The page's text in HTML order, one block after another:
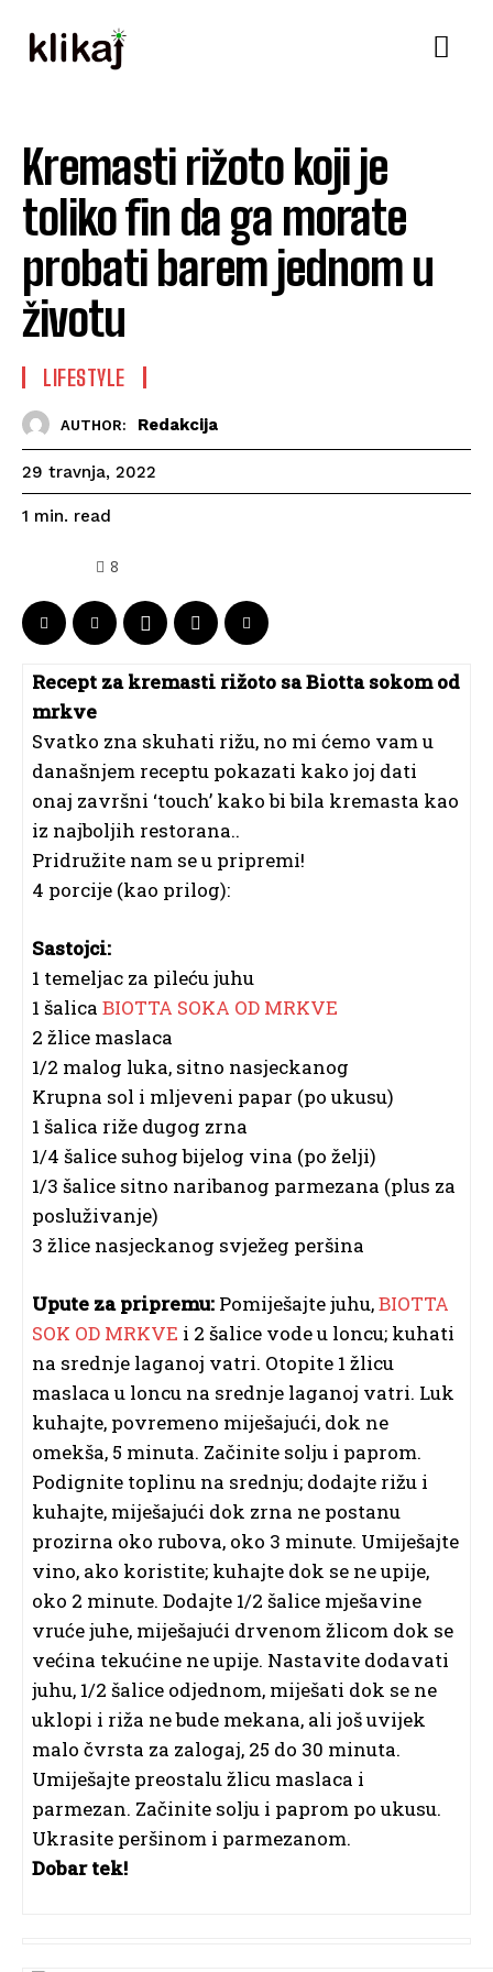
Kremasti rižoto koji je
toliko fin da ga morate
probati barem jednom u
životu
LIFESTYLE
AUTHOR: Redakcija
29 travnja, 2022
1 min. read
8
Recept za kremasti rižoto sa Biotta sokom od
mrkve
Svatko zna skuhati rižu, no mi ćemo vam u
današnjem receptu pokazati kako joj dati
onaj završni ‘touch’ kako bi bila kremasta kao
iz najboljih restorana..
Pridružite nam se u pripremi!
4 porcije (kao prilog):
Sastojci:
1 temeljac za pileću juhu
1 šalica BIOTTA SOKA OD MRKVE
2 žlice maslaca
1/2 malog luka, sitno nasjeckanog
Krupna sol i mljeveni papar (po ukusu)
1 šalica riže dugog zrna
1/4 šalice suhog bijelog vina (po želji)
1/3 šalice sitno naribanog parmezana (plus za
posluživanje)
3 žlice nasjeckanog svježeg peršina
Upute za pripremu: Pomiješajte juhu,BIOTTA
SOK OD MRKVE i 2 šalice vode u loncu; kuhati
na srednje laganoj vatri. Otopite 1 žlicu
maslaca u loncu na srednje laganoj vatri. Luk
kuhajte, povremeno miješajući, dok ne
omekša, 5 minuta. Začinite solju i paprom.
Podignite toplinu na srednju; dodajte rižu i
kuhajte, miješajući dok zrna ne postanu
prozirna oko rubova, oko 3 minute. Umiješajte
vino, ako koristite; kuhajte dok se ne upije,
oko 2 minute. Dodajte 1/2 šalice mješavine
vruće juhe, miješajući drvenom žlicom dok se
većina tekućine ne upije. Nastavite dodavati
juhu, 1/2 šalice odjednom, miješati dok se ne
uklopi i riža ne bude mekana, ali još uvijek
malo čvrsta za zalogaj, 25 do 30 minuta.
Umiješajte preostalu žlicu maslaca i
parmezan. Začinite solju i paprom po ukusu.
Ukrasite peršinom i parmezanom.
Dobar tek!